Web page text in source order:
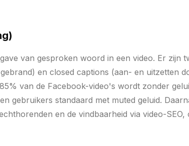
van gesproken woord in een video. Er zijn
en closed captions (aan- en uitzetten
van de Facebook-video's wordt zonder
gebruikers standaard met muted geluid.
en de vindbaarheid via video-